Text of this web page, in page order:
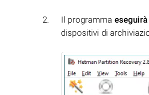
Il programma
dispositivi di